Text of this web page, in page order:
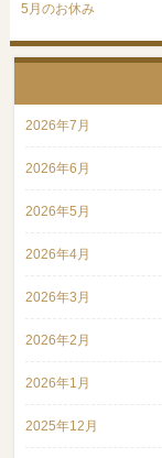
5月のお休み
2026年7月
2026年6月
2026年5月
2026年4月
2026年3月
2026年2月
2026年1月
2025年12月